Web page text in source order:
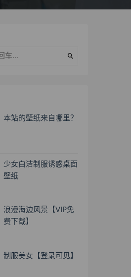
本站的壁纸来自哪里？
少女白洁制服诱惑桌面
壁纸
浪漫海边风景【VIP免
费下载】
制服美女【登录可见】